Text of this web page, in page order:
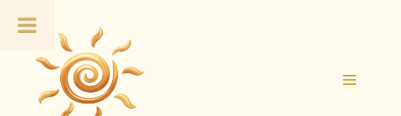
Inhalt
springen
Menü